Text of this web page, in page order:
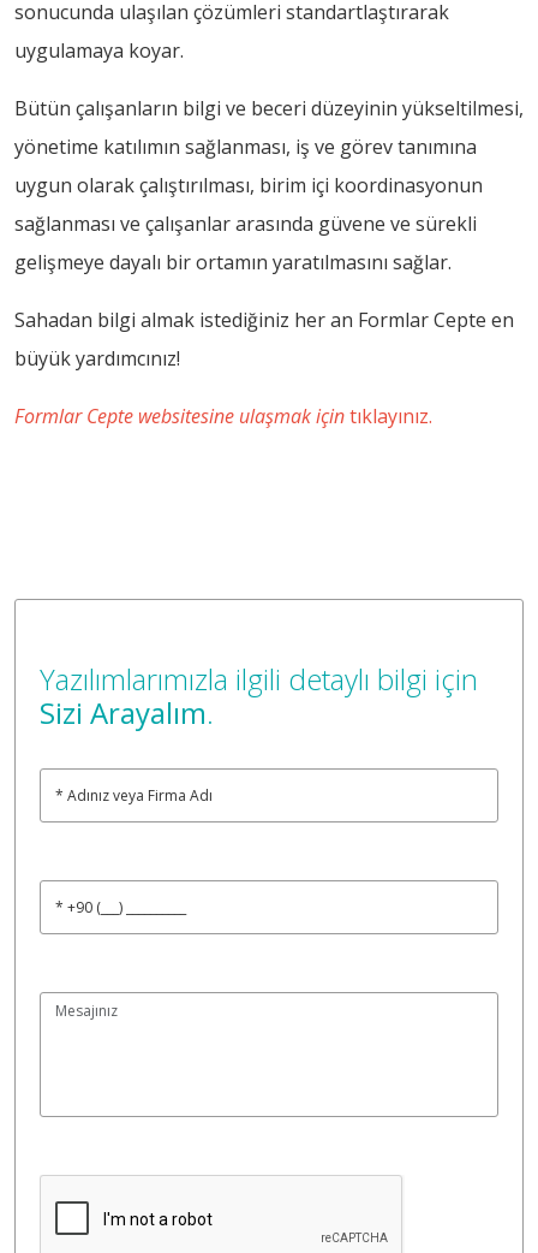
sonucunda ulaşılan çözümleri standartlaştırarak
uygulamaya koyar.
Bütün çalışanların bilgi ve beceri düzeyinin yükseltilmesi,
yönetime katılımın sağlanması, iş ve görev tanımına
uygun olarak çalıştırılması, birim içi koordinasyonun
sağlanması ve çalışanlar arasında güvene ve sürekli
gelişmeye dayalı bir ortamın yaratılmasını sağlar.
Sahadan bilgi almak istediğiniz her an Formlar Cepte en
büyük yardımcınız!
Formlar Cepte websitesine ulaşmak içintıklayınız.
Yazılımlarımızla ilgili detaylı bilgi için
Sizi Arayalım.